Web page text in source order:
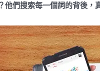
他們搜索每一個詞的背後，